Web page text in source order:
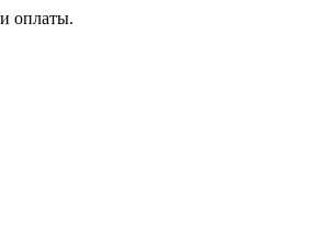
оплаты.